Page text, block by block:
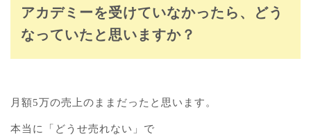
アカデミーを受けていなかったら、どう
なっていたと思いますか？
月額5万の売上のままだったと思います。
本当に「どうせ売れない」で